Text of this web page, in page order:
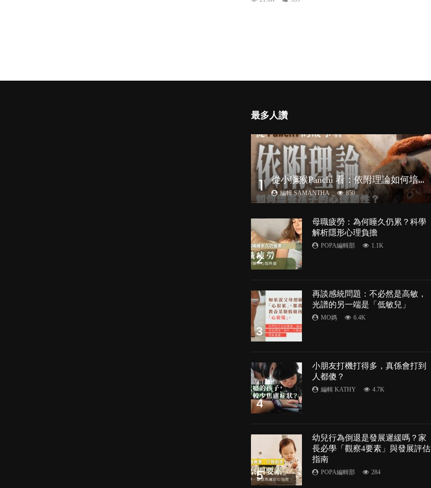
最多人讚
1 從
小獼猴Panchi 看：依附理論如何培養孩子心理韌性？
編輯 SAMANTHA 850
2
母職疲勞：為何睡久仍累？科學
解析隱形心理負擔
POPA編輯部 1.1K
3
再談感統問題：不必然是高敏，
光譜的另一端是「低敏兒」
MO媽 6.4K
4
小朋友打機打得多，真係會打到
人都傻？
編輯 KATHY 4.7K
5
幼兒行為倒退是發展遲緩嗎？家
長必學「觀察4要素」與發展評估
指南
POPA編輯部 284